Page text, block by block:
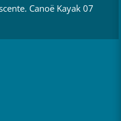
Canoë Kayak 07